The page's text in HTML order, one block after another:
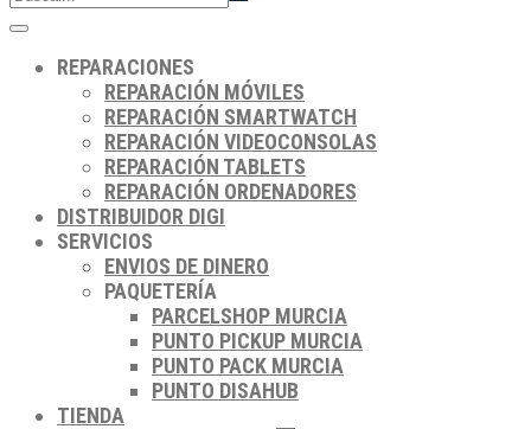
REPARACIONES
REPARACIÓN MÓVILES
REPARACIÓN SMARTWATCH
REPARACIÓN VIDEOCONSOLAS
REPARACIÓN TABLETS
REPARACIÓN ORDENADORES
DISTRIBUIDOR DIGI
SERVICIOS
ENVIOS DE DINERO
PAQUETERÍA
PARCELSHOP MURCIA
PUNTO PICKUP MURCIA
PUNTO PACK MURCIA
PUNTO DISAHUB
TIENDA